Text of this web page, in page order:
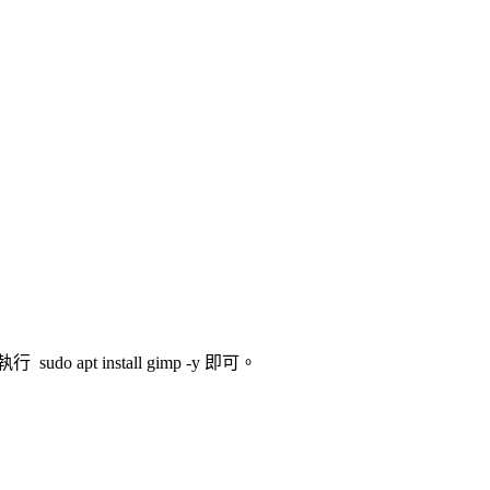
sudo apt install gimp -y 即可。